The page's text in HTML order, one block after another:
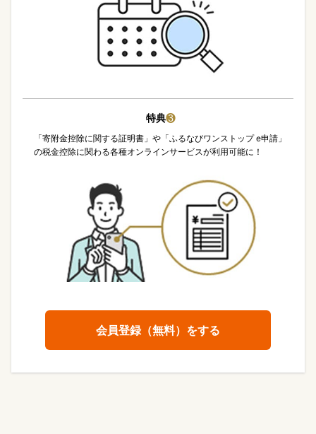
特典❸
「寄附金控除に関する証明書」や「ふるなびワンストップ e申請」
の税金控除に関わる各種オンラインサービスが利用可能に！
会員登録（無料）をする